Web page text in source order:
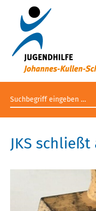
Suchbegriff eingeben
JKS schließt